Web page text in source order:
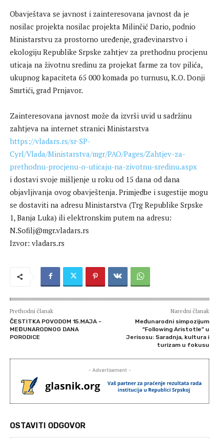
Obavještava se javnost i zainteresovana javnost da je
nosilac projekta nosilac projekta Milinčić Dario, podnio
Ministarstvu za prostorno uređenje, građevinarstvo i
ekologiju Republike Srpske zahtjev za prethodnu procjenu
uticaja na životnu sredinu za projekat farme za tov pilića,
ukupnog kapaciteta 65 000 komada po turnusu, K.O. Donji
Smrtići, grad Prnjavor.
Zainteresovana javnost može da izvrši uvid u sadržinu
zahtjeva na internet stranici Ministarstva
https://vladars.rs/sr-SP-
Cyrl/Vlada/Ministarstva/mgr/PAO/Pages/Zahtjev-za-
prethodnu-procjenu-o-uticaju-na-zivotnu-sredinu.aspx
i dostavi svoje mišljenje u roku od 15 dana od dana
objavljivanja ovog obavještenja. Primjedbe i sugestije mogu
se dostaviti na adresu Ministarstva (Trg Republike Srpske
1, Banja Luka) ili elektronskim putem na adresu:
N.Sofilj@mgr.vladars.rs
Izvor: vladars.rs
Prethodni članak
ČESTITKA POVODOM 15.MAJA –
MEĐUNARODNOG DANA
PORODICE
Naredni članak
Međunarodni simpozijum
“Following Aristotle” u
Jerisosu: Saradnja, kultura i
turizam u fokusu
- Advertisement -
OSTAVITI ODGOVOR